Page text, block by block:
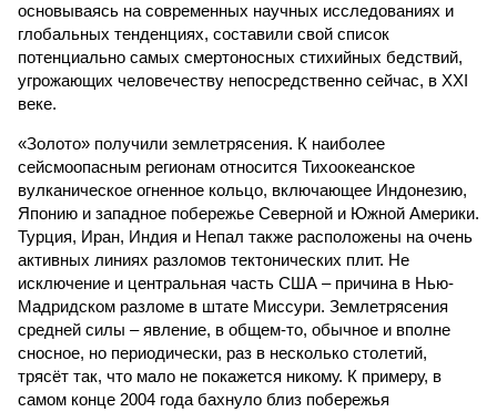
основываясь на современных научных исследованиях и
глобальных тенденциях, составили свой список
потенциально самых смертоносных стихийных бедствий,
угрожающих человечеству непосредственно сейчас, в XXI
веке.
«Золото» получили землетрясения. К наиболее
сейсмоопасным регионам относится Тихоокеанское
вулканическое огненное кольцо, включающее Индонезию,
Японию и западное побережье Северной и Южной Америки.
Турция, Иран, Индия и Непал также расположены на очень
активных линиях разломов тектонических плит. Не
исключение и центральная часть США – причина в Нью-
Мадридском разломе в штате Миссури. Землетрясения
средней силы – явление, в общем-то, обычное и вполне
сносное, но периодически, раз в несколько столетий,
трясёт так, что мало не покажется никому. К примеру, в
самом конце 2004 года бахнуло близ побережья